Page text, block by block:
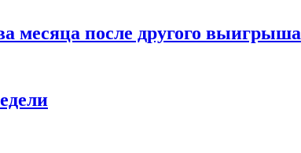
месяца после другого выигрыша